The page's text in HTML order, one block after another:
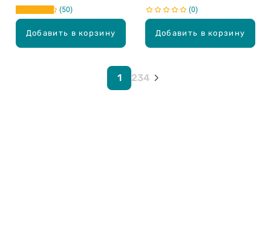
Добавить в корзину
50
Добавить в корзину
0
1 234